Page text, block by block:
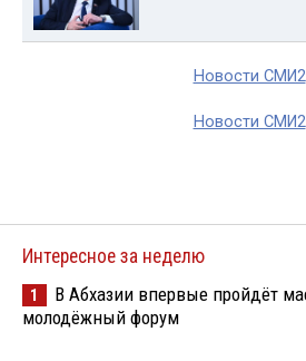
Новости СМИ2
Новости СМИ2
Интересное за неделю
1
В Абхазии впервые пройдёт
молодёжный форум